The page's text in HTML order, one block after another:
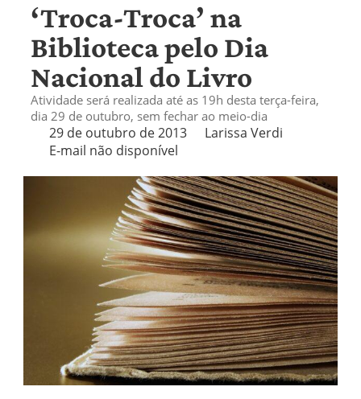
‘Troca-Troca’ na
Biblioteca pelo Dia
Nacional do Livro
Atividade será realizada até as 19h desta terça-feira,
dia 29 de outubro, sem fechar ao meio-dia
29 de outubro de 2013
Larissa Verdi
E-mail não disponível